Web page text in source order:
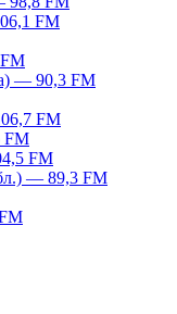
FM
— 90,3 FM
FM
FM
FM
— 89,3 FM